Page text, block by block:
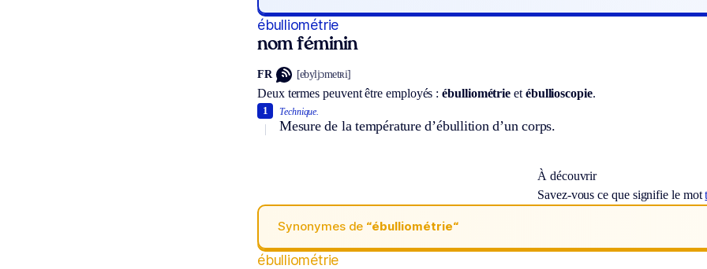
ébulliométrie
nom féminin
FR [ebyljɔmetʀi]
Deux termes peuvent être employés :ébulliométrie et ébullioscopie.
Technique.
Mesure de la température d’ébullition d’un corps.
1
À découvrir
Savez-vous ce que signifie le mot
Synonymes de “ébulliométrie“
ébulliométrie